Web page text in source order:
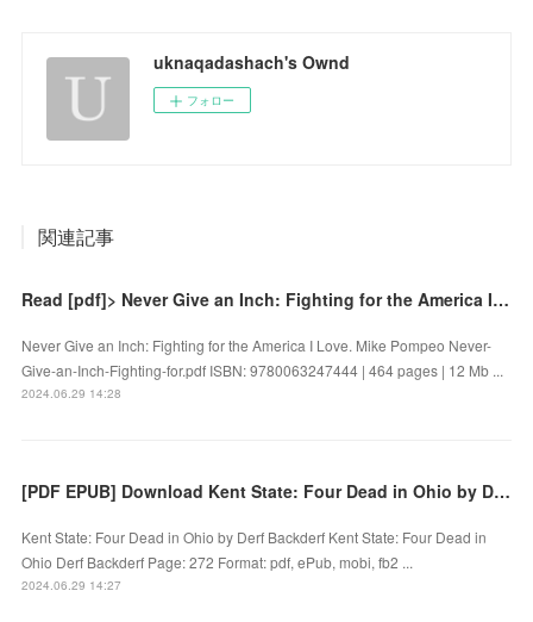
uknaqadashach's Ownd
フォロー
関連記事
Read [pdf]> Never Give an Inch: Fighting for the America I Love by Mike Pompeo
Never Give an Inch: Fighting for the America I Love. Mike Pompeo Never-
Give-an-Inch-Fighting-for.pdf ISBN: 9780063247444 | 464 pages | 12 Mb ...
2024.06.29 14:28
[PDF EPUB] Download Kent State: Four Dead in Ohio by Derf Backderf Full Book
Kent State: Four Dead in Ohio by Derf Backderf Kent State: Four Dead in
Ohio Derf Backderf Page: 272 Format: pdf, ePub, mobi, fb2 ...
2024.06.29 14:27